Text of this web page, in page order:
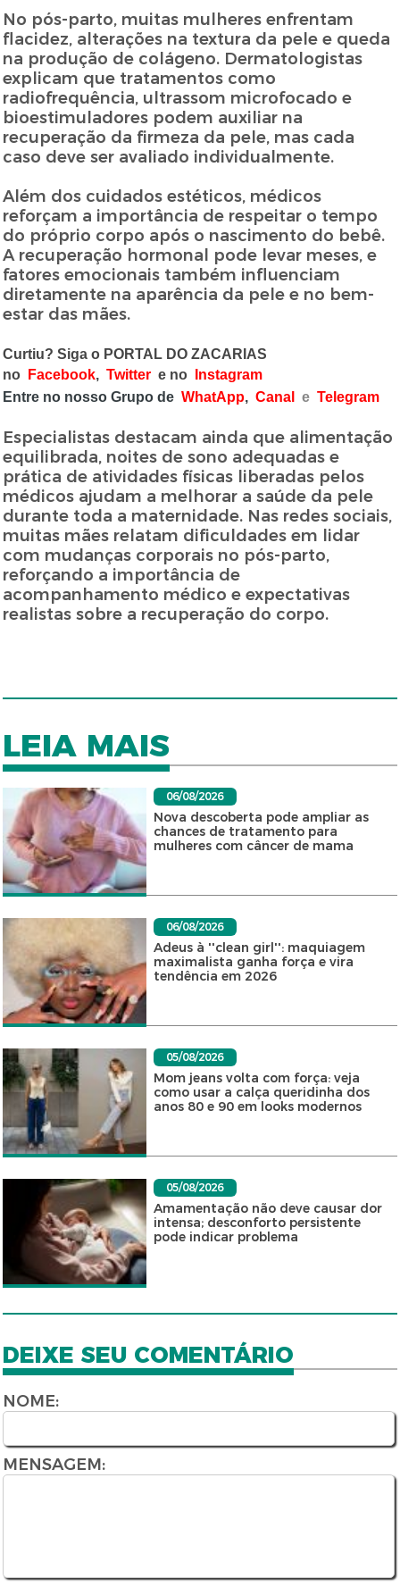
No pós-parto, muitas mulheres enfrentam
flacidez, alterações na textura da pele e queda
na produção de colágeno. Dermatologistas
explicam que tratamentos como
radiofrequência, ultrassom microfocado e
bioestimuladores podem auxiliar na
recuperação da firmeza da pele, mas cada
caso deve ser avaliado individualmente.
Além dos cuidados estéticos, médicos
reforçam a importância de respeitar o tempo
do próprio corpo após o nascimento do bebê.
A recuperação hormonal pode levar meses, e
fatores emocionais também influenciam
diretamente na aparência da pele e no bem-
estar das mães.
Curtiu? Siga o PORTAL DO ZACARIAS
no
Facebook,Twitter e no
Instagram
Entre no nosso Grupo deWhatApp,Canal eTelegram
Especialistas destacam ainda que alimentação
equilibrada, noites de sono adequadas e
prática de atividades físicas liberadas pelos
médicos ajudam a melhorar a saúde da pele
durante toda a maternidade. Nas redes sociais,
muitas mães relatam dificuldades em lidar
com mudanças corporais no pós-parto,
reforçando a importância de
acompanhamento médico e expectativas
realistas sobre a recuperação do corpo.
LEIA MAIS
06/08/2026
Nova descoberta pode ampliar as
chances de tratamento para
mulheres com câncer de mama
06/08/2026
Adeus à ''clean girl'': maquiagem
maximalista ganha força e vira
tendência em 2026
05/08/2026
Mom jeans volta com força: veja
como usar a calça queridinha dos
anos 80 e 90 em looks modernos
05/08/2026
Amamentação não deve causar dor
intensa; desconforto persistente
pode indicar problema
DEIXE SEU COMENTÁRIO
NOME:
MENSAGEM: